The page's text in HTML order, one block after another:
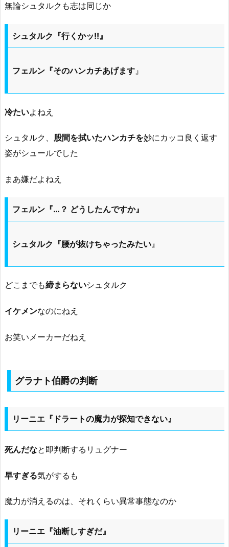
無論シュタルクも志は同じか
シュタルク『行くかッ!!』
フェルン『そのハンカチあげます』
冷たいよねえ
シュタルク、 股間を拭いたハンカチを妙にカッコ良く返す
姿がシュールでした
まあ嫌だよねえ
フェルン『…？ どうしたんですか』
シュタルク『腰が抜けちゃったみたい 』
どこまでも締まらないシュタルク
イケメンなのにねえ
お笑いメーカーだねえ
グラナト伯爵の判断
リーニエ『ドラートの魔力が探知できない』
死んだなと即判断するリュグナー
早すぎる気がするも
魔力が消えるのは、それくらい異常事態なのか
リーニエ『油断しすぎだ』